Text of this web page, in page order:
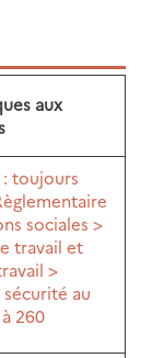
aux
toujours
sociales >
travail et
>
au
260